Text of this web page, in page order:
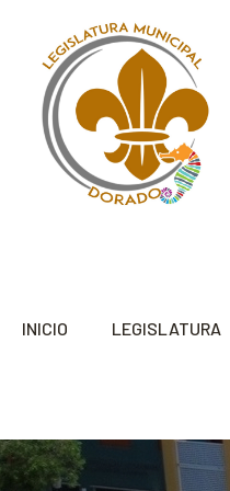
INICIO LEGISLATURA